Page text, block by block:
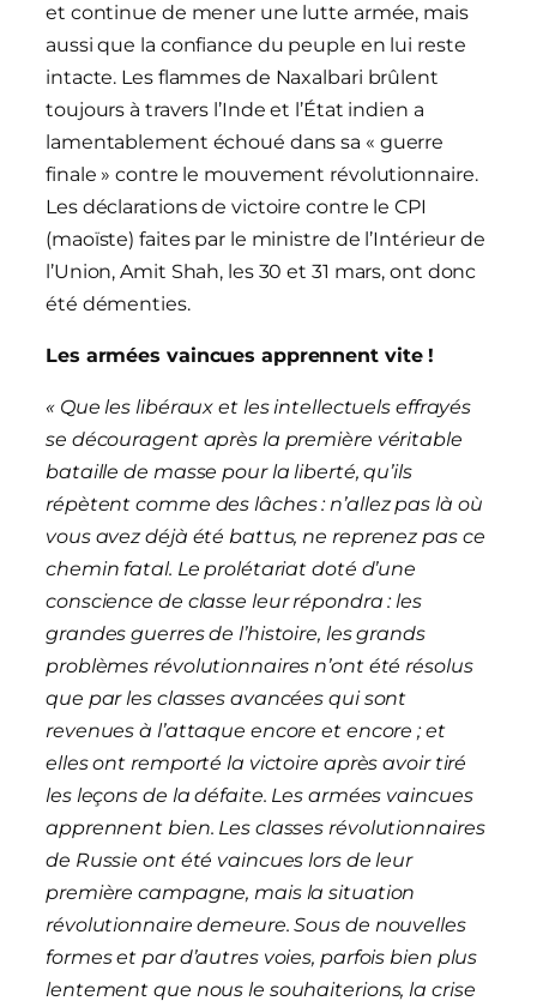
et continue de mener une lutte armée, mais
aussi que la confiance du peuple en lui reste
intacte. Les flammes de Naxalbari brûlent
toujours à travers l’Inde et l’État indien a
lamentablement échoué dans sa « guerre
finale » contre le mouvement révolutionnaire.
Les déclarations de victoire contre le CPI
(maoïste) faites par le ministre de l’Intérieur de
l’Union, Amit Shah, les 30 et 31 mars, ont donc
été démenties.
Les armées vaincues apprennent vite !
« Que les libéraux et les intellectuels effrayés
se découragent après la première véritable
bataille de masse pour la liberté, qu’ils
répètent comme des lâches : n’allez pas là où
vous avez déjà été battus, ne reprenez pas ce
chemin fatal. Le prolétariat doté d’une
conscience de classe leur répondra : les
grandes guerres de l’histoire, les grands
problèmes révolutionnaires n’ont été résolus
que par les classes avancées qui sont
revenues à l’attaque encore et encore ; et
elles ont remporté la victoire après avoir tiré
les leçons de la défaite. Les armées vaincues
apprennent bien. Les classes révolutionnaires
de Russie ont été vaincues lors de leur
première campagne, mais la situation
révolutionnaire demeure. Sous de nouvelles
formes et par d’autres voies, parfois bien plus
lentement que nous le souhaiterions, la crise